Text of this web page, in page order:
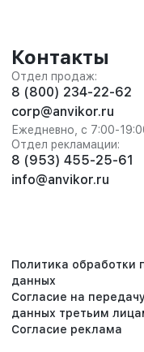
Контакты
Отдел продаж:
8 (800) 234-22-62
corp@anvikor.ru
Ежедневно, с 7:00-
Отдел рекламации:
8 (953) 455-25-61
info@anvikor.ru
Политика обработки
данных
Согласие на
данных третьим
Согласие реклама